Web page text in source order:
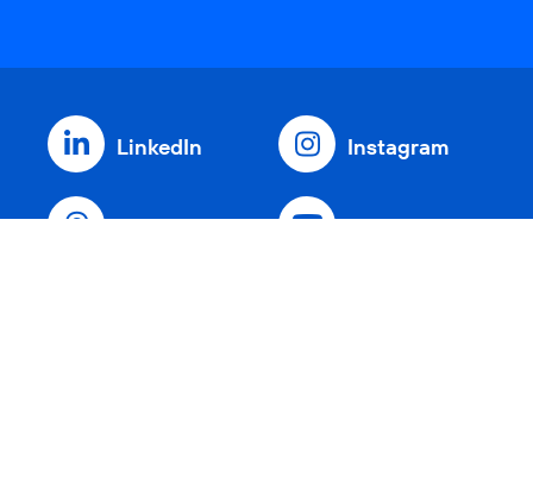
LinkedIn Instagram
Threads YouTube